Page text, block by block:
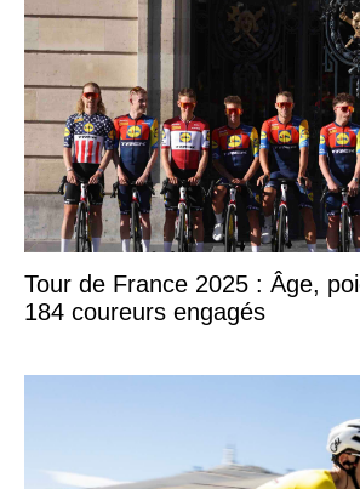
Tour de France 2025 : Âge,
184 coureurs engagés